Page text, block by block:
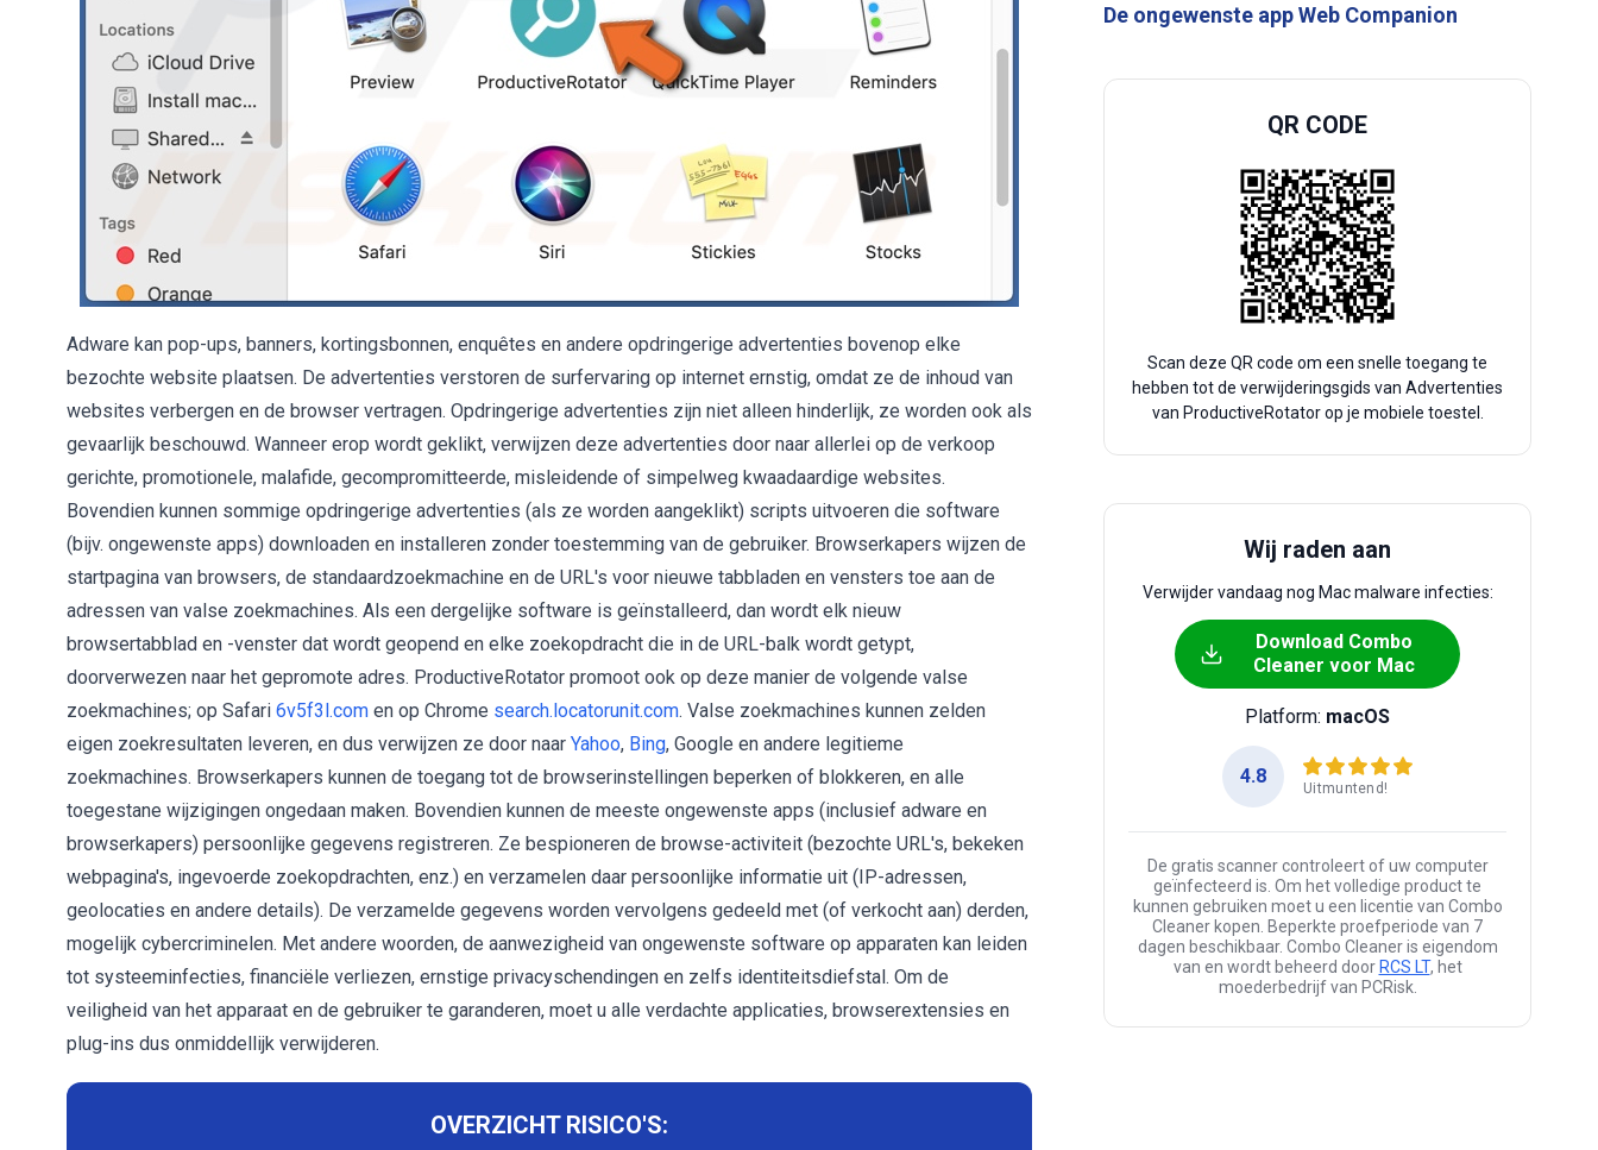
Adware kan pop-ups, banners, kortingsbonnen, enquêtes en andere opdringerige advertenties bovenop elke
bezochte website plaatsen. De advertenties verstoren de surfervaring op internet ernstig, omdat ze de inhoud van
websites verbergen en de browser vertragen. Opdringerige advertenties zijn niet alleen hinderlijk, ze worden ook als
gevaarlijk beschouwd. Wanneer erop wordt geklikt, verwijzen deze advertenties door naar allerlei op de verkoop
gerichte, promotionele, malafide, gecompromitteerde, misleidende of simpelweg kwaadaardige websites.
Bovendien kunnen sommige opdringerige advertenties (als ze worden aangeklikt) scripts uitvoeren die software
(bijv. ongewenste apps) downloaden en installeren zonder toestemming van de gebruiker. Browserkapers wijzen de
startpagina van browsers, de standaardzoekmachine en de URL's voor nieuwe tabbladen en vensters toe aan de
adressen van valse zoekmachines. Als een dergelijke software is geïnstalleerd, dan wordt elk nieuw
browsertabblad en -venster dat wordt geopend en elke zoekopdracht die in de URL-balk wordt getypt,
doorverwezen naar het gepromote adres. ProductiveRotator promoot ook op deze manier de volgende valse
zoekmachines; op Safari 6v5f3l.com en op Chrome search.locatorunit.com. Valse zoekmachines kunnen zelden
eigen zoekresultaten leveren, en dus verwijzen ze door naar Yahoo, Bing, Google en andere legitieme
zoekmachines. Browserkapers kunnen de toegang tot de browserinstellingen beperken of blokkeren, en alle
toegestane wijzigingen ongedaan maken. Bovendien kunnen de meeste ongewenste apps (inclusief adware en
browserkapers) persoonlijke gegevens registreren. Ze bespioneren de browse-activiteit (bezochte URL's, bekeken
webpagina's, ingevoerde zoekopdrachten, enz.) en verzamelen daar persoonlijke informatie uit (IP-adressen,
geolocaties en andere details). De verzamelde gegevens worden vervolgens gedeeld met (of verkocht aan) derden,
mogelijk cybercriminelen. Met andere woorden, de aanwezigheid van ongewenste software op apparaten kan leiden
tot systeeminfecties, financiële verliezen, ernstige privacyschendingen en zelfs identiteitsdiefstal. Om de
veiligheid van het apparaat en de gebruiker te garanderen, moet u alle verdachte applicaties, browserextensies en
plug-ins dus onmiddellijk verwijderen.
OVERZICHT RISICO'S:
De ongewenste app Web Companion
QR CODE
Scan deze QR code om een snelle toegang te
hebben tot de verwijderingsgids van Advertenties
van ProductiveRotator op je mobiele toestel.
Wij raden aan
Verwijder vandaag nog Mac malware infecties:
Download Combo
Cleaner voor Mac
Platform: macOS
4.8
Uitmuntend!
De gratis scanner controleert of uw computer
geïnfecteerd is. Om het volledige product te
kunnen gebruiken moet u een licentie van Combo
Cleaner kopen. Beperkte proefperiode van 7
dagen beschikbaar. Combo Cleaner is eigendom
van en wordt beheerd door RCS LT, het
moederbedrijf van PCRisk.